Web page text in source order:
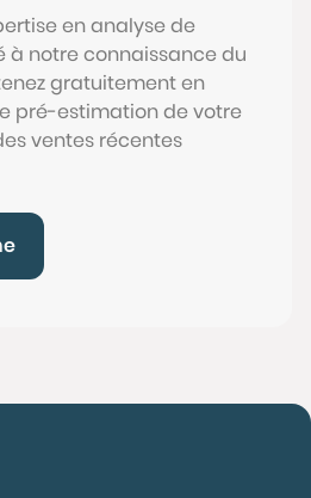
en analyse de
à notre connaissance du
gratuitement en
pré-estimation de votre
ventes récentes